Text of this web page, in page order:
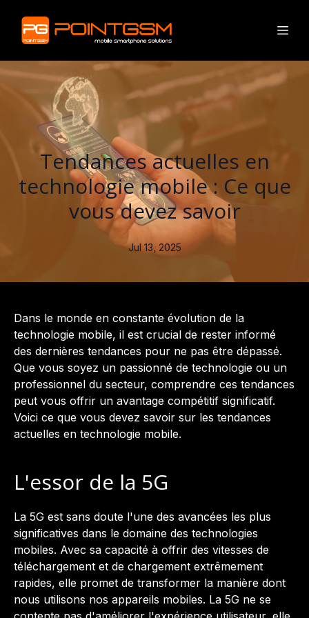
Tendances actuelles en
technologie mobile : Ce que
vous devez savoir
Jul 13, 2025
Dans le monde en constante évolution de la
technologie mobile, il est crucial de rester informé
des dernières tendances pour ne pas être dépassé.
Que vous soyez un passionné de technologie ou un
professionnel du secteur, comprendre ces tendances
peut vous offrir un avantage compétitif significatif.
Voici ce que vous devez savoir sur les tendances
actuelles en technologie mobile.
L'essor de la 5G
La 5G est sans doute l'une des avancées les plus
significatives dans le domaine des technologies
mobiles. Avec sa capacité à offrir des vitesses de
téléchargement et de chargement extrêmement
rapides, elle promet de transformer la manière dont
nous utilisons nos appareils mobiles. La 5G ne se